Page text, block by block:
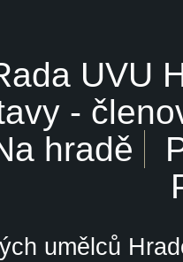
UVU
-
hradě
umělců